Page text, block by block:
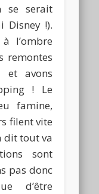
se serait
Disney !).
l’ombre
remontes
et avons
! Le
famine,
filent vite
dit tout va
sont
pas donc
d’être